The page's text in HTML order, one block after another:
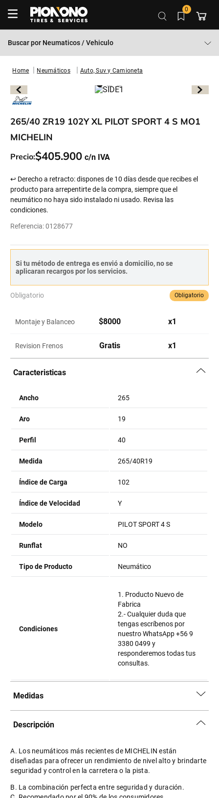
0
Buscar por Neumaticos / Vehiculo
Neumáticos Auto, Suv y Camioneta
265/40 ZR19 102Y XL PILOT SPORT 4 S MO1
MICHELIN
Precio:$405.900
↩ Derecho a retracto: dispones de 10 días desde que recibes el
producto para arrepentirte de la compra, siempre que el
neumático no haya sido instalado ni usado. Revisa las
condiciones.
Referencia:0128677
Si tu método de entrega es envió a domicilio, no se
aplicaran recargos por los servicios.
Obligatorio Obligatorio
Montaje y Balanceo $8000 x1
Revision Frenos Gratis x1
Caracteristicas
Ancho 265
Aro 19
Perfil 40
Medida 265/40R19
Índice de Carga 102
Índice de Velocidad Y
Modelo PILOT SPORT 4 S
Runflat NO
Tipo de Producto Neumático
Condiciones
1. Producto Nuevo de
Fabrica
2.- Cualquier duda que
tengas escríbenos por
nuestro WhatsApp +56 9
3380 0499 y
responderemos todas tus
consultas.
Medidas
Descripción
A. Los neumáticos más recientes de MICHELIN están
diseñadas para ofrecer un rendimiento de nivel alto y brindarte
seguridad y control en la carretera o la pista.
B. La combinación perfecta entre seguridad y duración.